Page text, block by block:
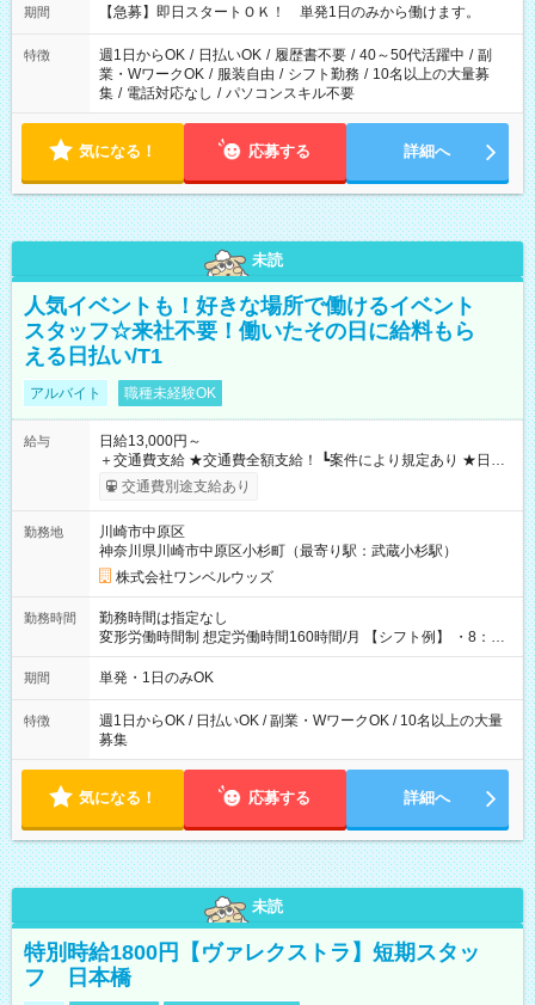
期間 【急募】即日スタートＯＫ！ 単発1日のみから働けます。
特徴 週1日からOK / 日払いOK / 履歴書不要 / 40～50代活躍中 / 副
業・WワークOK / 服装自由 / シフト勤務 / 10名以上の大量募
集 / 電話対応なし / パソコンスキル不要
気になる！ 応募する 詳細へ
未読
人気イベントも！好きな場所で働けるイベント
スタッフ☆来社不要！働いたその日に給料もら
える日払い/T1
アルバイト 職種未経験OK
給与
日給13,000円～
＋交通費支給 ★交通費全額支給！ ┗案件により規定あり ★日払
いOK！（規定あり） ┗働いたその日に現金GET♪ お仕事後はコ
ンビニATMから 日払い分を引き落とせます！ 【試用期間】試
交通費別途支給あり
勤務地
川崎市中原区
神奈川県川崎市中原区小杉町（最寄り駅：武蔵小杉駅）
株式会社ワンベルウッズ
勤務時間
勤務時間は指定なし
変形労働時間制 想定労働時間160時間/月 【シフト例】 ・8：00
～21：00
期間 単発・1日のみOK
特徴
週1日からOK / 日払いOK / 副業・WワークOK / 10名以上の大量
募集
気になる！ 応募する 詳細へ
未読
特別時給1800円【ヴァレクストラ】短期スタッ
フ 日本橋